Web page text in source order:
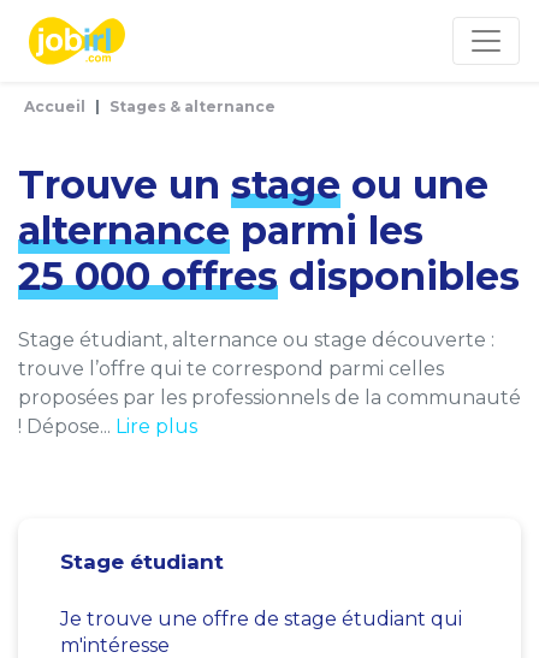
Accueil Stages & alternance
Trouve un stage ou une
alternance parmi les
25 000 offres disponibles
Stage étudiant, alternance ou stage découverte :
trouve l’offre qui te correspond parmi celles
proposées par les professionnels de la communauté
! Dépose... Lire plus
Stage étudiant
Je trouve une offre de stage étudiant qui
m'intéresse
Panneau de gestion des cookies